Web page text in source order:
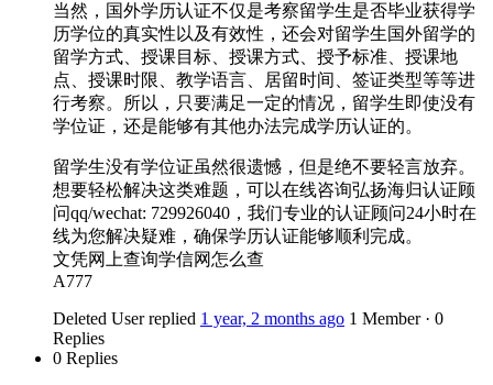
当然，国外学历认证不仅是考察留学生是否毕业获得学
历学位的真实性以及有效性，还会对留学生国外留学的
留学方式、授课目标、授课方式、授予标准、授课地
点、授课时限、教学语言、居留时间、签证类型等等进
行考察。所以，只要满足一定的情况，留学生即使没有
学位证，还是能够有其他办法完成学历认证的。
留学生没有学位证虽然很遗憾，但是绝不要轻言放弃。
想要轻松解决这类难题，可以在线咨询弘扬海归认证顾
问qq/wechat: 729926040，我们专业的认证顾问24小时在
线为您解决疑难，确保学历认证能够顺利完成。
文凭网上查询学信网怎么查
A777
Deleted User replied 1 year, 2 months ago 1 Member · 0
Replies
0 Replies